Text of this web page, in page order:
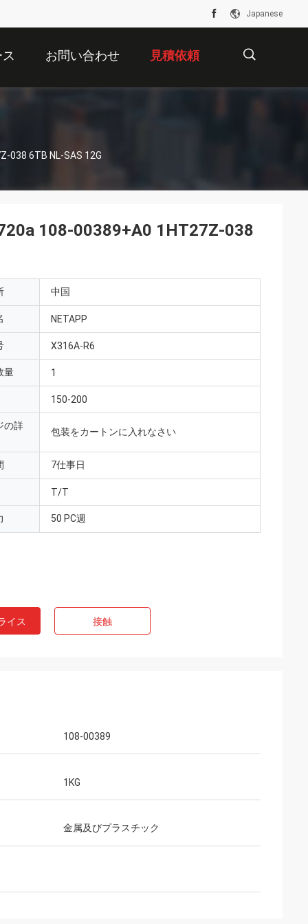
Japanese
お問い合わせ 見積依頼
038 6TB NL-SAS 12G
108-00389+A0 1HT27Z-038
中国
NETAPP
X316A-R6
量 1
150-200
の詳
包装をカートンに入れなさい
7仕事日
T/T
50 PC週
イス 接触
108-00389
1KG
金属及びプラスチック